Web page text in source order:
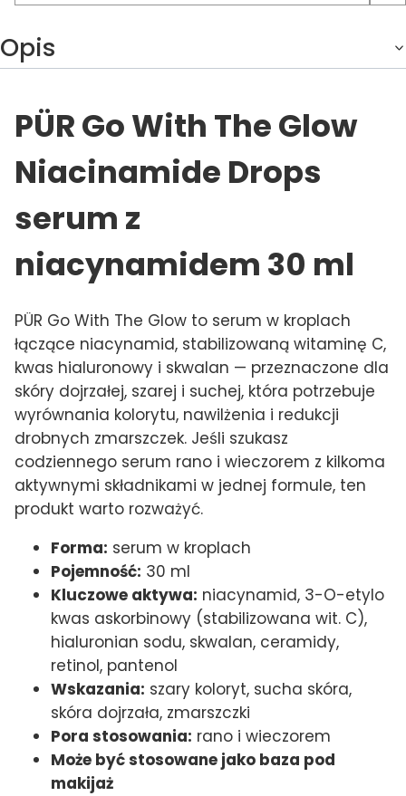
Opis
PÜR Go With The Glow
Niacinamide Drops
serum z
niacynamidem 30 ml
PÜR Go With The Glow to serum w kroplach
łączące niacynamid, stabilizowaną witaminę C,
kwas hialuronowy i skwalan — przeznaczone dla
skóry dojrzałej, szarej i suchej, która potrzebuje
wyrównania kolorytu, nawilżenia i redukcji
drobnych zmarszczek. Jeśli szukasz
codziennego serum rano i wieczorem z kilkoma
aktywnymi składnikami w jednej formule, ten
produkt warto rozważyć.
Forma: serum w kroplach
Pojemność: 30 ml
Kluczowe aktywa: niacynamid, 3-O-etylo
kwas askorbinowy (stabilizowana wit. C),
hialuronian sodu, skwalan, ceramidy,
retinol, pantenol
Wskazania: szary koloryt, sucha skóra,
skóra dojrzała, zmarszczki
Pora stosowania: rano i wieczorem
Może być stosowane jako baza pod
makijaż